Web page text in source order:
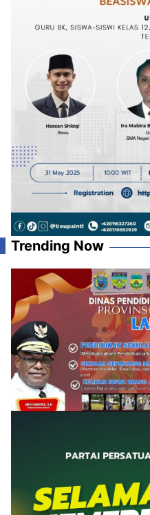
Trending Now